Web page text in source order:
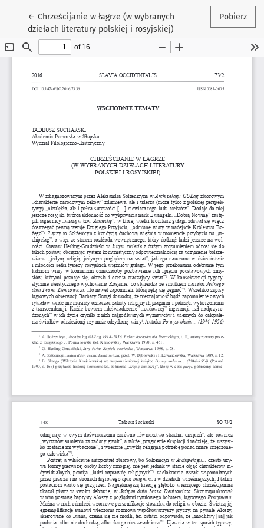
← Wróć do szczegółów artykułu
Chrześcijanie w łagrze (w wybranych
dziełach literatury polskiej i rosyjskiej)
Pobierz